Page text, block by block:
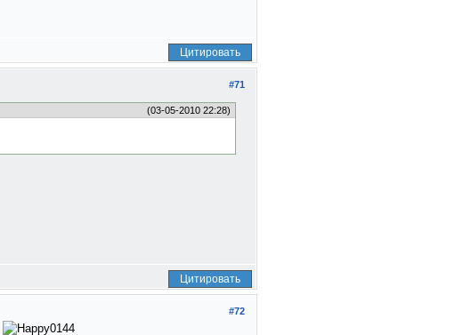
Цитировать
#71
(03-05-2010 22:28)
Цитировать
#72